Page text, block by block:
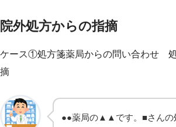
院外処方からの指摘
ケース①処方箋薬局からの問い合わせ
摘
●●薬局の▲▲です。■さんの